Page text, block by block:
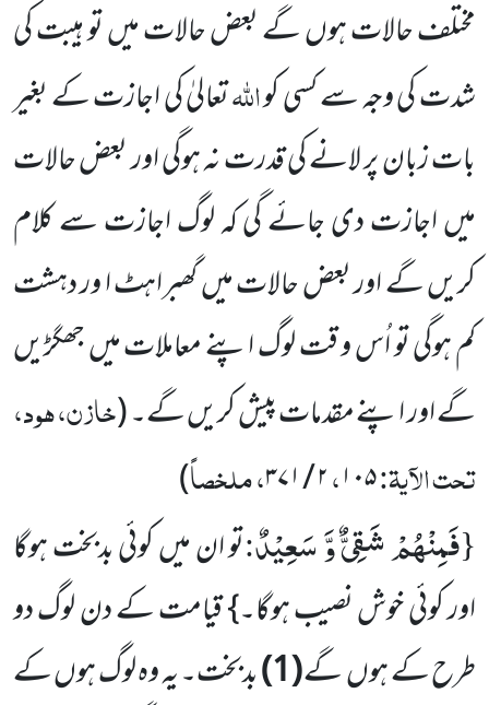
مختلف حالات ہوں گے بعض حالات میں تو ہیبت کی
شدت کی وجہ سے کسی کواللہتعالیٰ کی اجازت کے بغیر
بات زبان پر لانے کی قدرت نہ ہوگی اور بعض حالات
میں اجازت دی جائے گی کہ لوگ اجازت سے کلام
کریں گے اور بعض حالات میں گھبراہٹ ا ور دہشت
کم ہوگی تو اُس و قت لوگ اپنے معاملات میں جھگڑیں
گے اور اپنے مقدمات پیش کریں گے۔ (خازن، ہود،
تحت الآیۃ:۱۰۵،۲ / ۳۷۱ ، ملخصاً)
{فَمِنْهُمْ شَقِیٌّ وَّ سَعِیْدٌ:تو ان میں کوئی بدبخت ہوگا
اور کوئی خوش نصیب ہوگا۔} قیامت کے دن لوگ دو
طرح کے ہوںگے(1)
بدبخت۔ یہ وہ لوگ ہوں کے